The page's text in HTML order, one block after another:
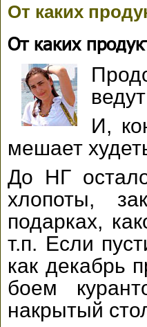
От каких
От каких
И,
мешает
До НГ
хлопоты,
подарках,
т.п. Если
как декабрь
боем
накрытый